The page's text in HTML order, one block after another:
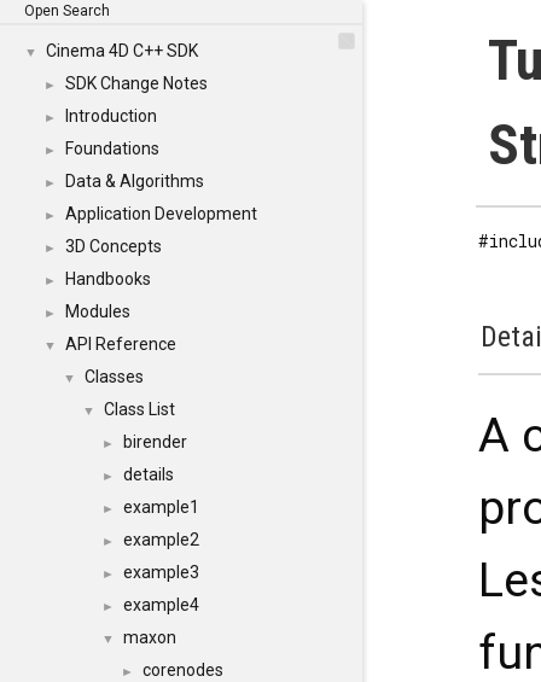
Open Search
▼ Cinema 4D C++ SDK
► SDK Change Notes
► Introduction
► Foundations
► Data & Algorithms
► Application Development
► 3D Concepts
► Handbooks
► Modules
▼ API Reference
▼ Classes
▼ Class List
► birender
► details
► example1
► example2
► example3
► example4
▼ maxon
► corenodes
A